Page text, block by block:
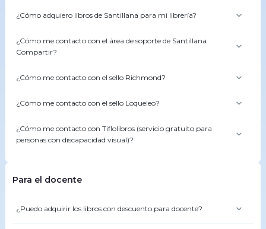
¿Cómo adquiero libros de Santillana para mi librería?
¿Cómo me contacto con el área de soporte de Santillana
Compartir?
¿Cómo me contacto con el sello Richmond?
¿Cómo me contacto con el sello Loqueleo?
¿Cómo me contacto con Tiflolibros (servicio gratuito para
personas con discapacidad visual)?
Para el docente
¿Puedo adquirir los libros con descuento para docente?